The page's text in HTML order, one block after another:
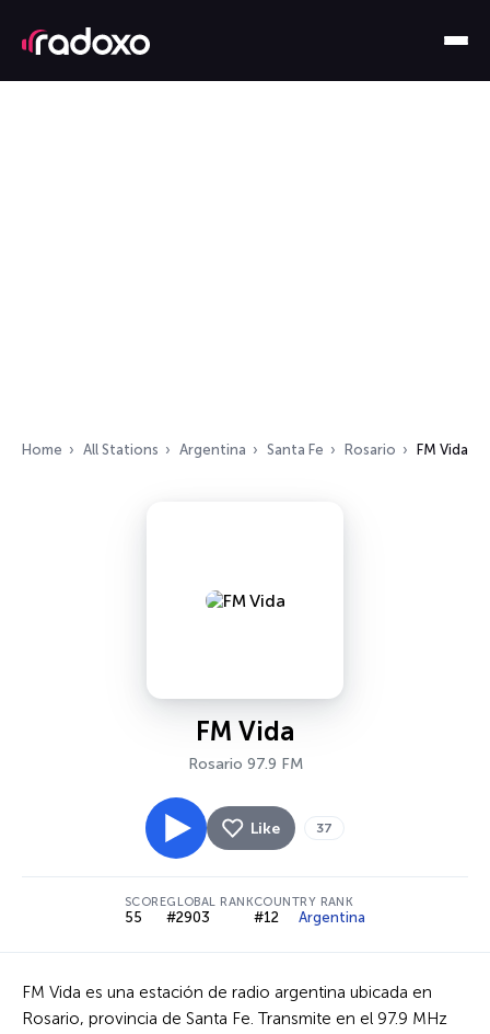
Home All Stations Argentina Santa Fe Rosario FM Vida
FM Vida
Rosario 97.9 FM
Like 37
SCORE
55
GLOBAL RANK
#2903
COUNTRY RANK
#12 Argentina
FM Vida es una estación de radio argentina ubicada en
Rosario, provincia de Santa Fe. Transmite en el 97.9 MHz